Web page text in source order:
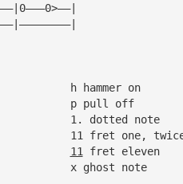
|| repeat between || as indicated			h hammer on
/ slide up						p pull off
\ slide down						1. dotted note
> let note ring						11 fret one,
11 fret eleven
R rest							x ghost note